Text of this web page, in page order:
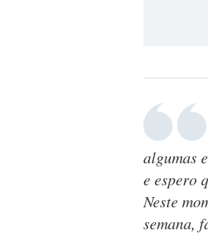
algumas
e espero
Neste
semana,